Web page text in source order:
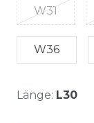
W31
W36
Länge: L30